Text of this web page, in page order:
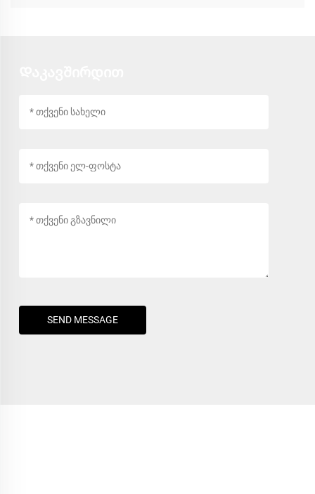
SEND MESSAGE